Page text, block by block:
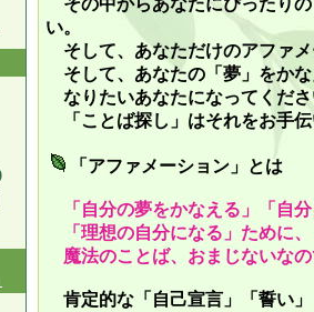
その中からあなたにぴったり
い。
そして、あなただけのアファ
そして、あなたの「夢」をか
なりたいあなたになってくだ
「ことば探し」はそれをお手
「アファメーション」とは
「自分の夢をかなえる」「自
「理想の自分になる」ために
魔法のことば、おまじないな
肯定的な「自己宣言」「誓い